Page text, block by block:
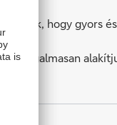
teszik, hogy gyors
rugalmasan